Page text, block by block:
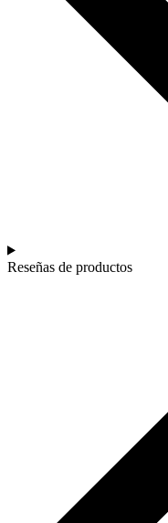
Reseñas de productos